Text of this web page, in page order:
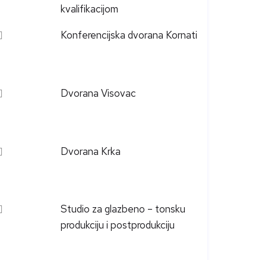
kvalifikacijom
Konferencijska dvorana Kornati
Dvorana Visovac
Dvorana Krka
Studio za glazbeno – tonsku
produkciju i postprodukciju